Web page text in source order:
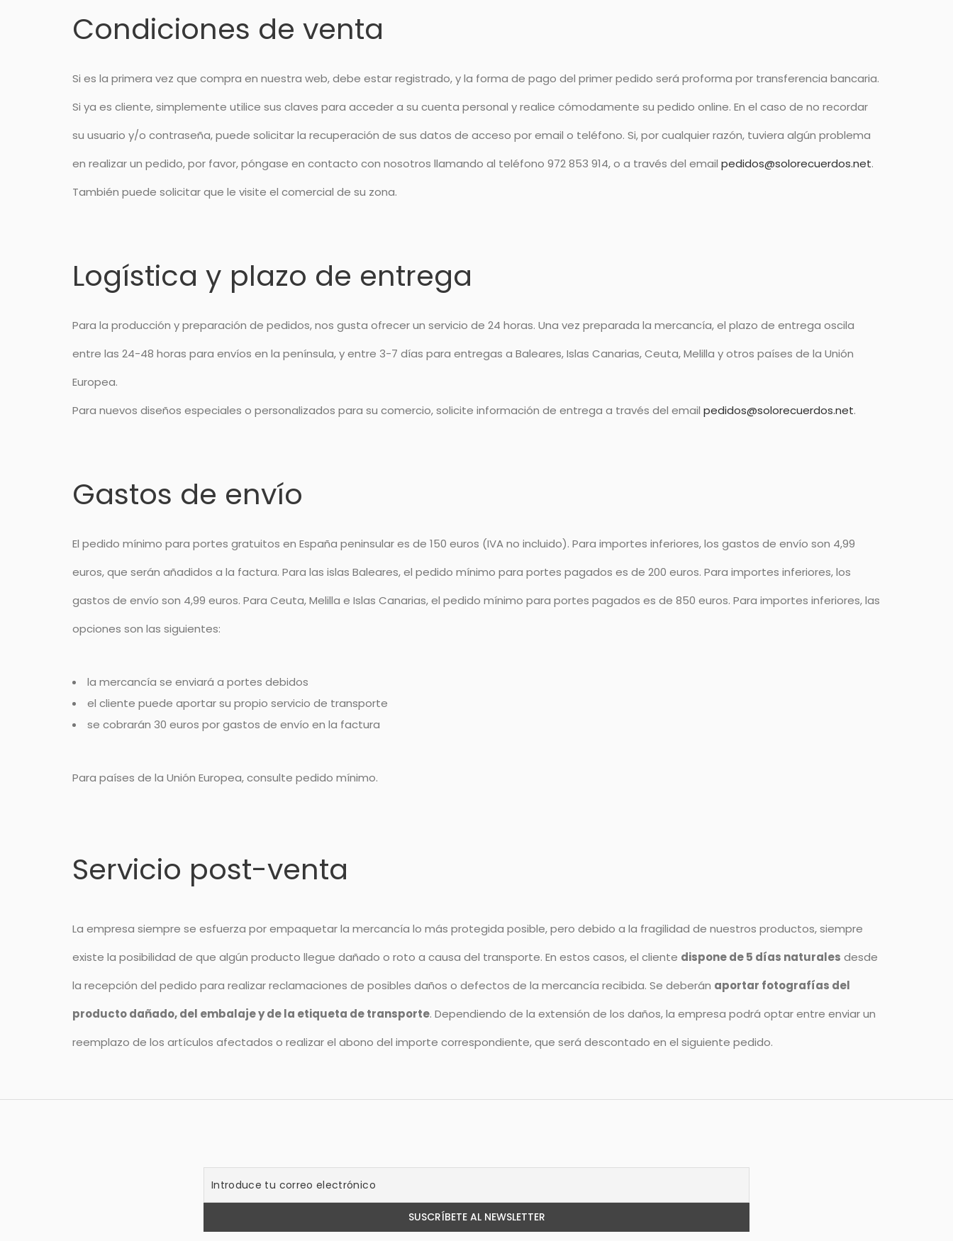
Condiciones de venta
Si es la primera vez que compra en nuestra web, debe estar registrado, y la forma de pago del primer pedido será proforma por transferencia bancaria.
Si ya es cliente, simplemente utilice sus claves para acceder a su cuenta personal y realice cómodamente su pedido online. En el caso de no recordar
su usuario y/o contraseña, puede solicitar la recuperación de sus datos de acceso por email o teléfono. Si, por cualquier razón, tuviera algún problema
en realizar un pedido, por favor, póngase en contacto con nosotros llamando al teléfono 972 853 914, o a través del email pedidos@solorecuerdos.net.
También puede solicitar que le visite el comercial de su zona.
Logística y plazo de entrega
Para la producción y preparación de pedidos, nos gusta ofrecer un servicio de 24 horas. Una vez preparada la mercancía, el plazo de entrega oscila
entre las 24-48 horas para envíos en la península, y entre 3-7 días para entregas a Baleares, Islas Canarias, Ceuta, Melilla y otros países de la Unión
Europea.
Para nuevos diseños especiales o personalizados para su comercio, solicite información de entrega a través del email pedidos@solorecuerdos.net.
Gastos de envío
El pedido mínimo para portes gratuitos en España peninsular es de 150 euros (IVA no incluido). Para importes inferiores, los gastos de envío son 4,99
euros, que serán añadidos a la factura. Para las islas Baleares, el pedido mínimo para portes pagados es de 200 euros. Para importes inferiores, los
gastos de envío son 4,99 euros. Para Ceuta, Melilla e Islas Canarias, el pedido mínimo para portes pagados es de 850 euros. Para importes inferiores, las
opciones son las siguientes:
la mercancía se enviará a portes debidos
el cliente puede aportar su propio servicio de transporte
se cobrarán 30 euros por gastos de envío en la factura
Para países de la Unión Europea, consulte pedido mínimo.
Servicio post-venta
La empresa siempre se esfuerza por empaquetar la mercancía lo más protegida posible, pero debido a la fragilidad de nuestros productos, siempre
existe la posibilidad de que algún producto llegue dañado o roto a causa del transporte. En estos casos, el cliente dispone de 5 días naturales desde
la recepción del pedido para realizar reclamaciones de posibles daños o defectos de la mercancía recibida. Se deberán aportar fotografías del
producto dañado, del embalaje y de la etiqueta de transporte. Dependiendo de la extensión de los daños, la empresa podrá optar entre enviar un
reemplazo de los artículos afectados o realizar el abono del importe correspondiente, que será descontado en el siguiente pedido.